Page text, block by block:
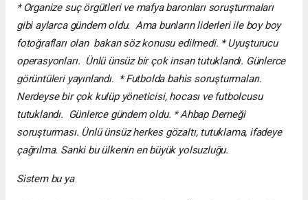
* Organize suç örgütleri ve mafya baronları soruşturmaları
gibi aylarca gündem oldu. Ama bunların liderleri ile boy boy
fotoğrafları olan bakan söz konusu edilmedi. * Uyuşturucu
operasyonları. Ünlü ünsüz bir çok insan tutuklandı. Günlerce
görüntüleri yayınlandı. * Futbolda bahis soruşturmaları.
Nerdeyse bir çok kulüp yöneticisi, hocası ve futbolcusu
tutuklandı. Günlerce gündem oldu. * Ahbap Derneği
soruşturması. Ünlü ünsüz herkes gözaltı, tutuklama, ifadeye
çağrılma. Sanki bu ülkenin en büyük yolsuzluğu.
Sistem bu ya